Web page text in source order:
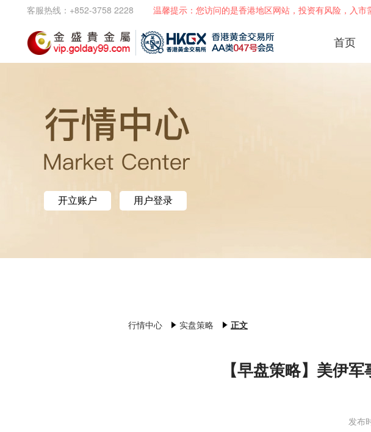
客服热线：+852-3758 2228 温馨提示：您访问的是香港地区网站，投资有风险，入市
首页
开立账户 用户登录
行情中心 实盘策略 正文
【早盘策略】美伊
发布